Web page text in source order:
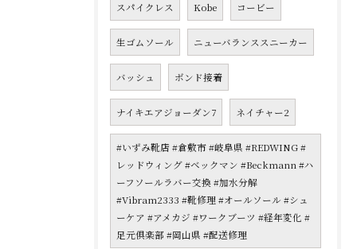
スパイクレス Kobe コービー
生ゴムソール ニューバランススニーカー
バッシュ ボンド接着
ナイキエアジョーダン7 ネイチャー2
#いずみ靴店 #倉敷市 #岐阜県 #REDWING #
レッドウィング #ベックマン #Beckmann #ハ
ーフソールラバー交換 #加水分解
#Vibram2333 #靴修理 #オールソール #シュ
ーケア #アメカジ #ワークブーツ #経年変化 #
足元倶楽部 #岡山県 #配送修理